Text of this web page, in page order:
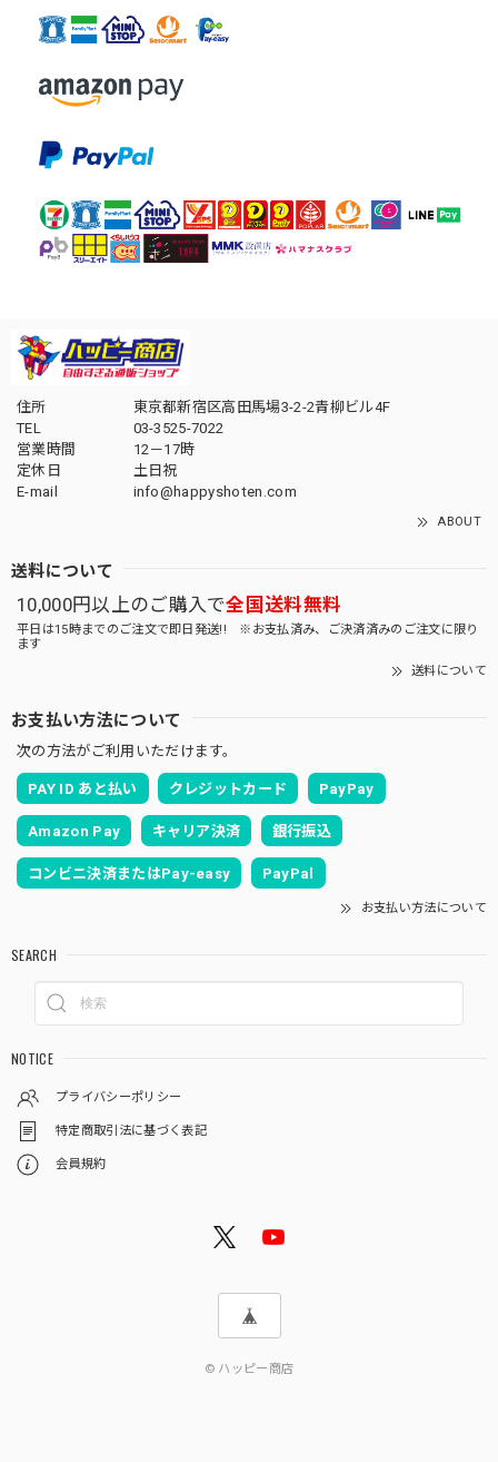
住所
東京都新宿区高田馬場3-2-2青柳ビル4F
TEL
03-3525-7022
営業時間
12－17時
定休日
土日祝
E-mail
info@happyshoten.com
ABOUT
送料について
10,000円以上のご購入で全国送料無料
平日は15時までのご注文で即日発送!! ※お支払済み、ご決済済みのご注文に限り
ます
送料について
お支払い方法について
次の方法がご利用いただけます。
PAY ID あと払い クレジットカード PayPay
Amazon Pay キャリア決済 銀行振込
コンビニ決済またはPay-easy PayPal
お支払い方法について
SEARCH
NOTICE
プライバシーポリシー
特定商取引法に基づく表記
会員規約
© ハッピー商店